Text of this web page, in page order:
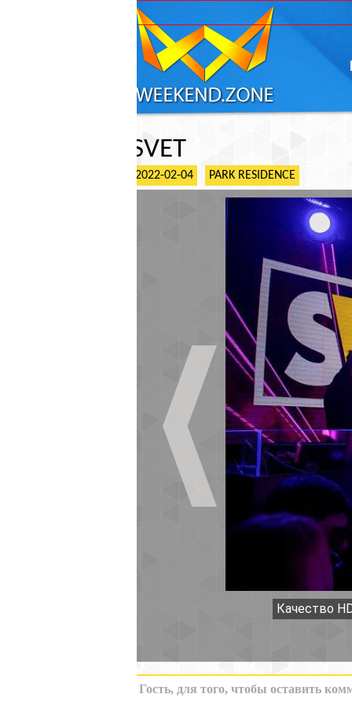
ГЛАВНАЯ
PARK RESIDENCE
К миниатюрам